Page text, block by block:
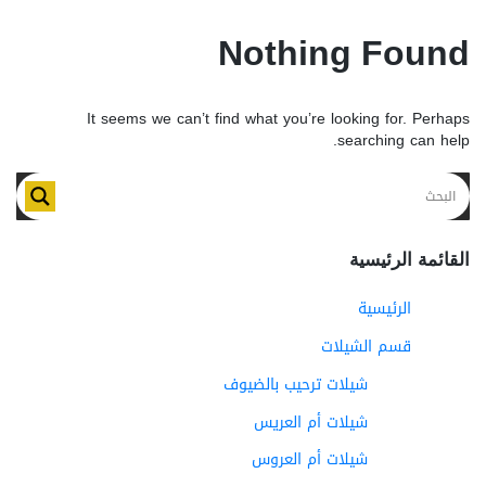
Nothing Found
It seems we can’t find what you’re looking for. Perhaps
searching can help.
القائمة الرئيسية
الرئيسية
قسم الشيلات
شيلات ترحيب بالضيوف
شيلات أم العريس
شيلات أم العروس